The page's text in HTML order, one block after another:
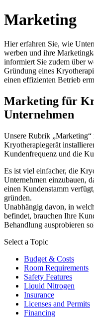
Marketing
Hier erfahren Sie, wie
werben und ihre
informiert Sie zudem über
Gründung eines
einen effizienten Betrieb
Marketing für
Unternehmen
Unsere Rubrik „Marketing“
Kryotherapiegerät
Kundenfrequenz und die
Es ist viel einfacher, die
Unternehmen einzubauen,
einen Kundenstamm
gründen.
Unabhängig davon, in
befindet, brauchen Ihre
Behandlung ausprobieren
Select a Topic
Budget & Costs
Room Requirements
Safety Features
Liquid Nitrogen
Insurance
Licenses and Permits
Financing